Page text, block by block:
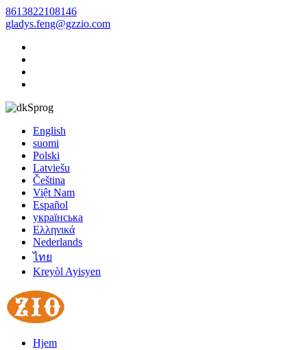
8613822108146
gladys.feng@gzzio.com
Sprog
English
suomi
Polski
Latviešu
Čeština
Việt Nam
Español
українська
Ελληνικά
Nederlands
ไทย
Kreyòl Ayisyen
Hjem